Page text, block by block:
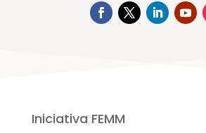
Iniciativa FEMM